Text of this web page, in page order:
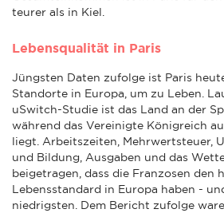
teurer als in Kiel.
Lebensqualität in Paris
Jüngsten Daten zufolge ist Paris
Standorte in Europa, um zu Leben.
uSwitch-Studie ist das Land an der
während das Vereinigte Königreich
liegt. Arbeitszeiten, Mehrwertsteuer,
und Bildung, Ausgaben und das
beigetragen, dass die Franzosen den
Lebensstandard in Europa haben -
niedrigsten. Dem Bericht zufolge